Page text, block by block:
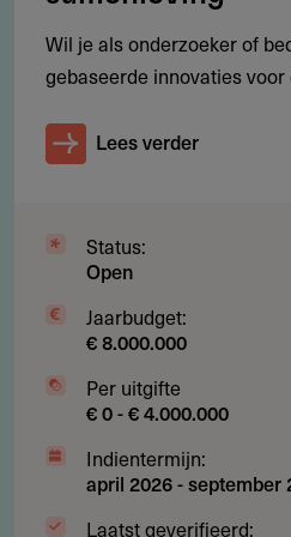
Werkgebied
EU-lidstaten, Europese
zij noodzakelijk zijn voor het
klimaatdoelstellingen.
Voorwaarden
Welke voorwaarden gelden?
Non-profitentiteit,
partijen en commerciële
Wil je als onderzoeker of
gebaseerde innovaties
Lees verder
Status:
Open
Jaarbudget:
€ 8.000.000
Per uitgifte
€ 0 - € 4.000.000
Indientermijn:
april 2026-september
Laatst geverifieerd: